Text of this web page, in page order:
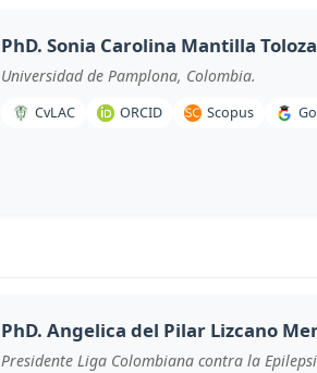
PhD. Sonia Carolina Mantilla Toloza
Universidad de Pamplona, Colombia.
CvLAC ORCID Scopus
PhD. Angelica del Pilar Lizcano
Presidente Liga Colombiana contra la